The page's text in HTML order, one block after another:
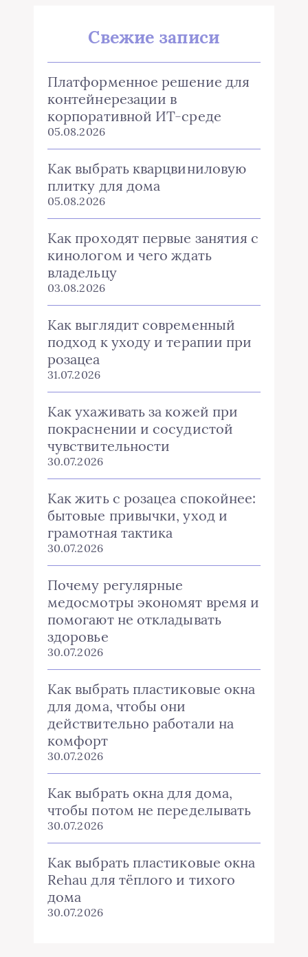
Свежие записи
Платформенное решение для
контейнерезации в
корпоративной ИТ-среде
05.08.2026
Как выбрать кварцвиниловую
плитку для дома
05.08.2026
Как проходят первые занятия с
кинологом и чего ждать
владельцу
03.08.2026
Как выглядит современный
подход к уходу и терапии при
розацеа
31.07.2026
Как ухаживать за кожей при
покраснении и сосудистой
чувствительности
30.07.2026
Как жить с розацеа спокойнее:
бытовые привычки, уход и
грамотная тактика
30.07.2026
Почему регулярные
медосмотры экономят время и
помогают не откладывать
здоровье
30.07.2026
Как выбрать пластиковые окна
для дома, чтобы они
действительно работали на
комфорт
30.07.2026
Как выбрать окна для дома,
чтобы потом не переделывать
30.07.2026
Как выбрать пластиковые окна
Rehau для тёплого и тихого
дома
30.07.2026